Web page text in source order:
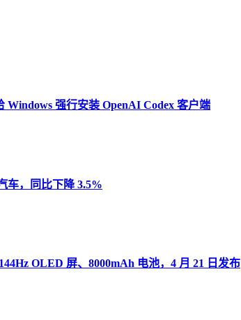
强行安装 OpenAI Codex 客户端
车，同比下降 3.5%
OLED 屏、8000mAh 电池，4 月 21 日发布